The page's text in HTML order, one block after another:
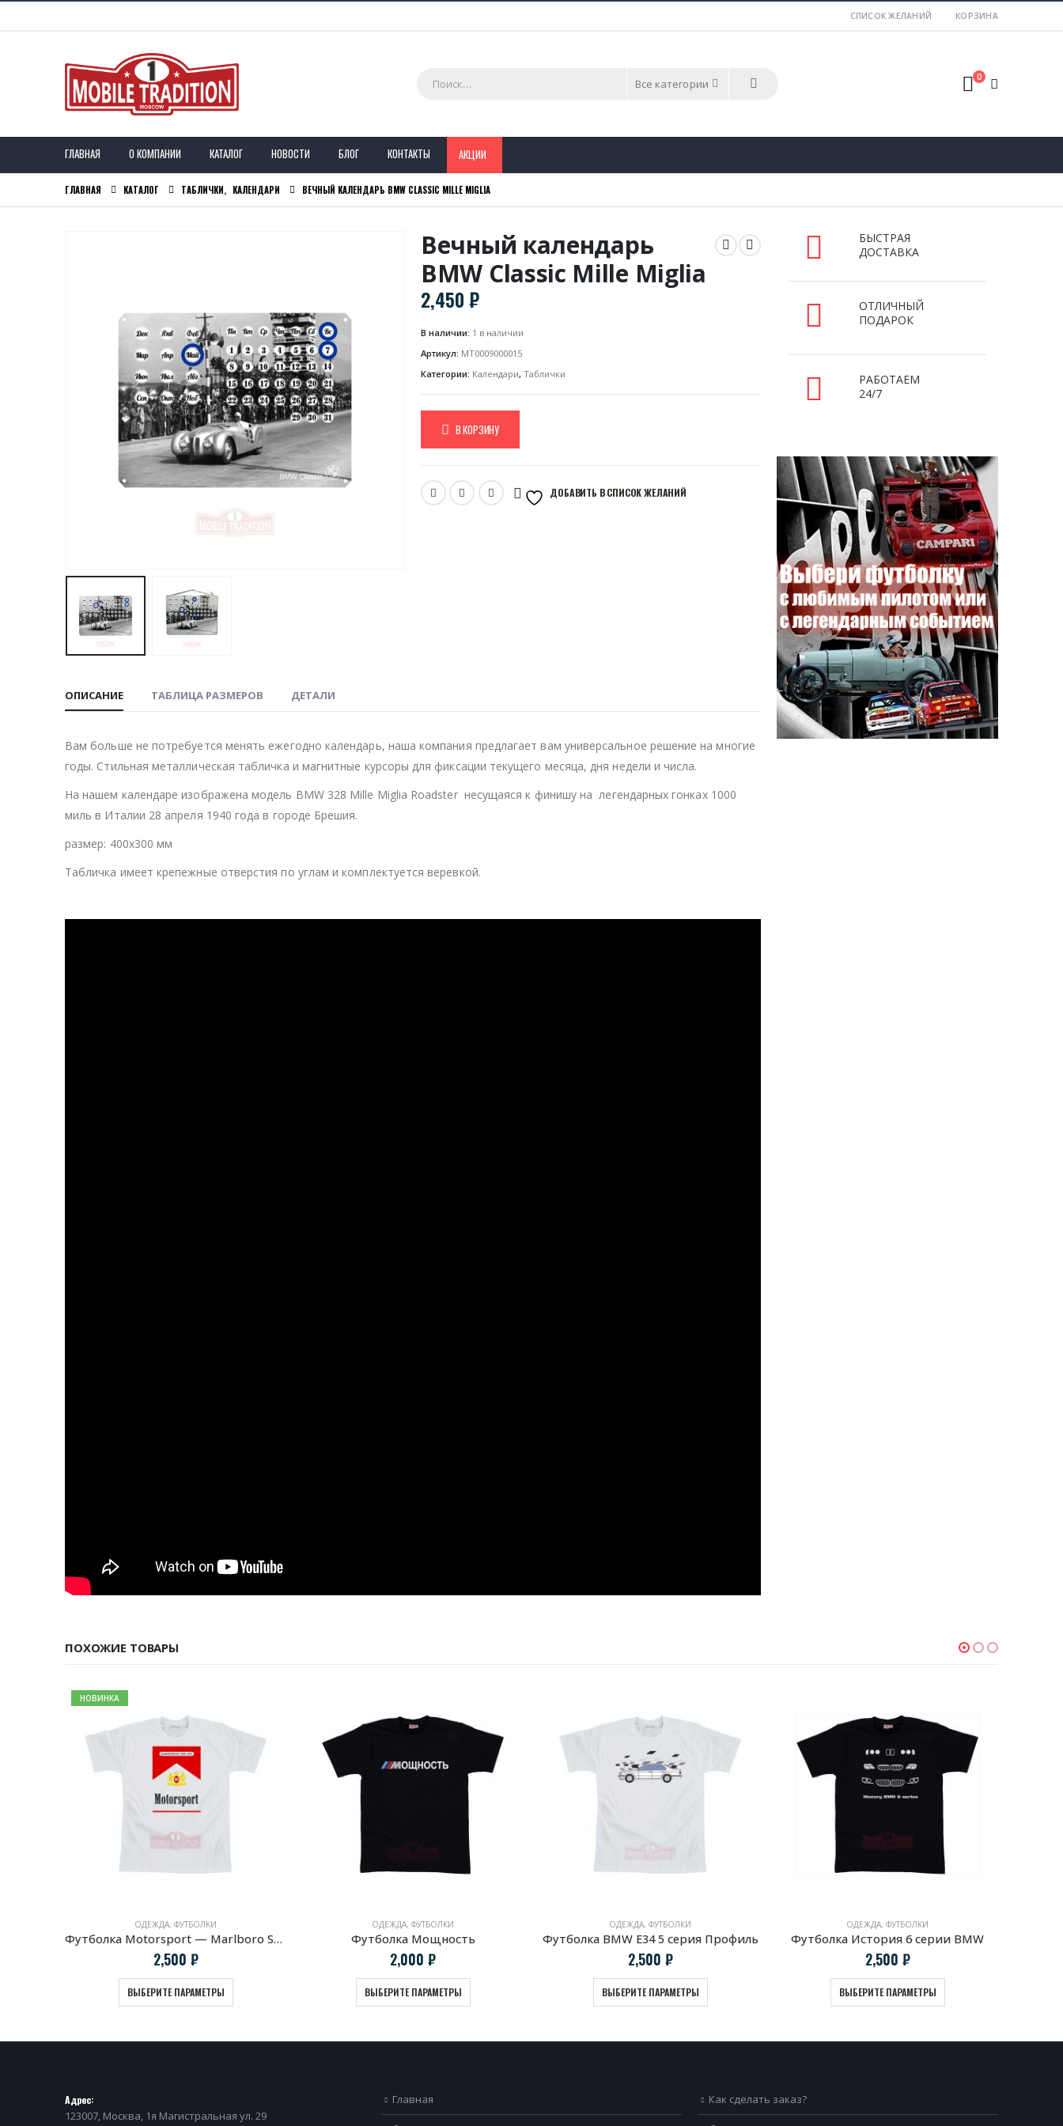
СПИСОК ЖЕЛАНИЙ КОРЗИНА
Все категории 0
ГЛАВНАЯ О КОМПАНИИ КАТАЛОГ НОВОСТИ БЛОГ КОНТАКТЫ АКЦИИ
ГЛАВНАЯ КАТАЛОГ ТАБЛИЧКИ, КАЛЕНДАРИ ВЕЧНЫЙ КАЛЕНДАРЬ BMW CLASSIC MILLE MIGLIA
Вечный календарь
BMW Classic Mille Miglia
2,450₽
В наличии: 1 в наличии
Артикул: MT0009000015
Категории: Календари, Таблички
В КОРЗИНУ
ДОБАВИТЬ В СПИСОК ЖЕЛАНИЙ
ОПИСАНИЕ ТАБЛИЦА РАЗМЕРОВ ДЕТАЛИ
Вам больше не потребуется менять ежегодно календарь, наша компания предлагает вам универсальное решение на многие
годы. Стильная металлическая табличка и магнитные курсоры для фиксации текущего месяца, дня недели и числа.
На нашем календаре изображена модель BMW 328 Mille Miglia Roadster несущаяся к финишу на легендарных гонках 1000
миль в Италии 28 апреля 1940 года в городе Брешия.
размер: 400х300 мм
Табличка имеет крепежные отверстия по углам и комплектуется веревкой.
БЫСТРАЯ
ДОСТАВКА
ОТЛИЧНЫЙ
ПОДАРОК
РАБОТАЕМ
24/7
ПОХОЖИЕ ТОВАРЫ
НОВИНКА
ОДЕЖДА, ФУТБОЛКИ
Футболка Motorsport — Marlboro Style
2,500 ₽
ВЫБЕРИТЕ ПАРАМЕТРЫ
ОДЕЖДА, ФУТБОЛКИ
Футболка Мощность
2,000 ₽
ВЫБЕРИТЕ ПАРАМЕТРЫ
ОДЕЖДА, ФУТБОЛКИ
Футболка BMW E34 5 серия Профиль
2,500 ₽
ВЫБЕРИТЕ ПАРАМЕТРЫ
ОДЕЖДА, ФУТБОЛКИ
Футболка История 6 серии BMW
2,500 ₽
ВЫБЕРИТЕ ПАРАМЕТРЫ
Адрес:
123007, Москва, 1я Магистральная ул. 29
Главная Как сделать заказ?